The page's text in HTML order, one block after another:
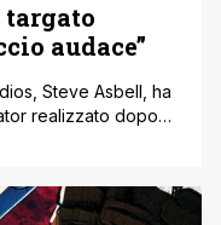
audace”
Steve Asbell, ha
realizzato dopo
Fox' che